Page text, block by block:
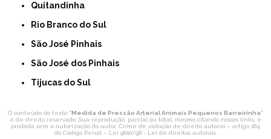
Quitandinha
Rio Branco do Sul
São José Pinhais
São José dos Pinhais
Tijucas do Sul
O conteúdo do texto "Medida de Pressão Arterial Animais Pequenos Barreirinha"
é de direito reservado. Sua reprodução, parcial ou total, mesmo citando nossos links, é
proibida sem a autorização do autor. Crime de violação de direito autoral – artigo 184
do Código Penal – Lei 9610/98 - Lei de direitos autorais.